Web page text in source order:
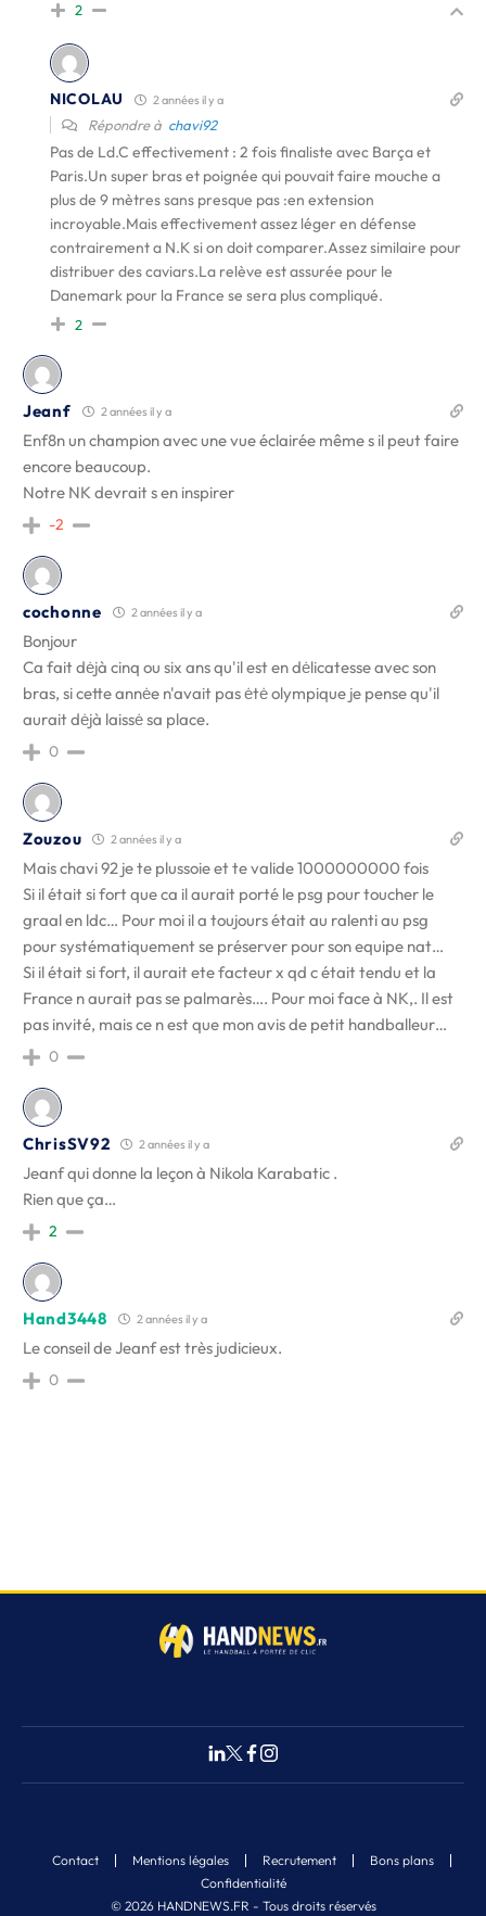
2
NICOLAU 2 années il y a
Répondre à chavi92
Pas de Ld.C effectivement : 2 fois finaliste avec Barça et
Paris.Un super bras et poignée qui pouvait faire mouche a
plus de 9 mètres sans presque pas :en extension
incroyable.Mais effectivement assez léger en défense
contrairement a N.K si on doit comparer.Assez similaire pour
distribuer des caviars.La relève est assurée pour le
Danemark pour la France se sera plus compliqué.
2
Jeanf 2 années il y a
Enf8n un champion avec une vue éclairée même s il peut faire
encore beaucoup.
Notre NK devrait s en inspirer
-2
cochonne 2 années il y a
Bonjour
Ca fait dėjà cinq ou six ans qu'il est en dėlicatesse avec son
bras, si cette annėe n'avait pas ėtė olympique je pense qu'il
aurait dėjà laissė sa place.
0
Zouzou 2 années il y a
Mais chavi 92 je te plussoie et te valide 1000000000 fois
Si il était si fort que ca il aurait porté le psg pour toucher le
graal en ldc… Pour moi il a toujours était au ralenti au psg
pour systématiquement se préserver pour son equipe nat…
Si il était si fort, il aurait ete facteur x qd c était tendu et la
France n aurait pas se palmarès…. Pour moi face à NK,. Il est
pas invité, mais ce n est que mon avis de petit handballeur…
0
ChrisSV92 2 années il y a
Jeanf qui donne la leçon à Nikola Karabatic .
Rien que ça…
2
Hand3448 2 années il y a
Le conseil de Jeanf est très judicieux.
0
© 2026 HANDNEWS.FR - Tous droits réservés
Contact Mentions légales Recrutement
Bons plans
Confidentialité